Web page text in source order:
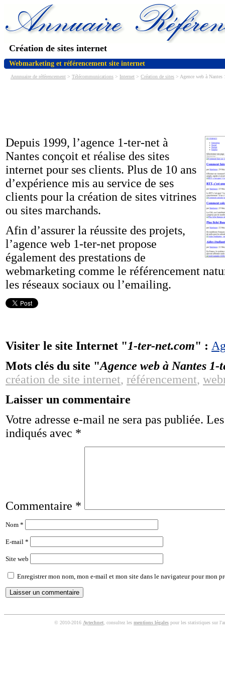
Création de sites internet
Webmarketing et référencement site internet
Annnuaire de référencement > Télécommunications > Internet > Création de sites > Agence web à Nantes
Depuis 1999, l’agence 1-ter-net à
Nantes conçoit et réalise des sites
internet pour ses clients. Plus de 10 ans
d’expérience mis au service de ses
clients pour la création de sites vitrines
ou sites marchands.
Afin d’assurer la réussite des projets,
l’agence web 1-ter-net propose
également des prestations de
webmarketing comme le référencement
les réseaux sociaux ou l’emailing.
Visiter le site Internet "1-ter-net.com" :
Mots clés du site "Agence web à Nantes 1-
création de site internet, référencement,
Laisser un commentaire
Votre adresse e-mail ne sera pas publiée.
indiqués avec *
Commentaire *
Nom *
E-mail *
Site web
Enregistrer mon nom, mon e-mail et mon site dans le navigateur pour mon
© 2010-2016 Aytechnet , consultez les mentions légales pour les statistiques sur